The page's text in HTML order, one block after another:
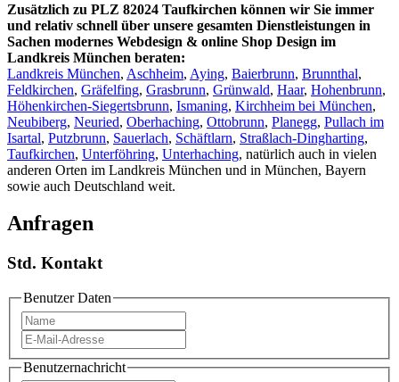
Zusätzlich zu PLZ 82024 Taufkirchen können wir Sie immer
und relativ schnell über unsere gesamten Dienstleistungen in
Sachen modernes Webdesign & online Shop Design im
Landkreis München beraten:
Landkreis München, Aschheim, Aying, Baierbrunn, Brunnthal,
Feldkirchen, Gräfelfing, Grasbrunn, Grünwald, Haar, Hohenbrunn,
Höhenkirchen-Siegertsbrunn, Ismaning, Kirchheim bei München,
Neubiberg, Neuried, Oberhaching, Ottobrunn, Planegg, Pullach im
Isartal, Putzbrunn, Sauerlach, Schäftlarn, Straßlach-Dingharting,
Taufkirchen, Unterföhring, Unterhaching, natürlich auch in vielen
anderen Orten im Landkreis München und in München, Bayern
sowie auch Deutschland weit.
Anfragen
Std. Kontakt
Benutzer Daten
Benutzernachricht